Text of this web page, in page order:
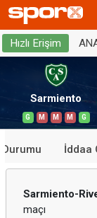
Hızlı Erişim
Sarmiento
G M M M G
Durumu İddaa
Sarmiento-
maçı